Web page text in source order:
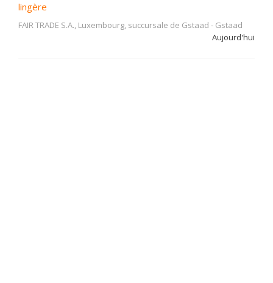
lingère
FAIR TRADE S.A., Luxembourg, succursale de Gstaad - Gstaad
Aujourd'hui